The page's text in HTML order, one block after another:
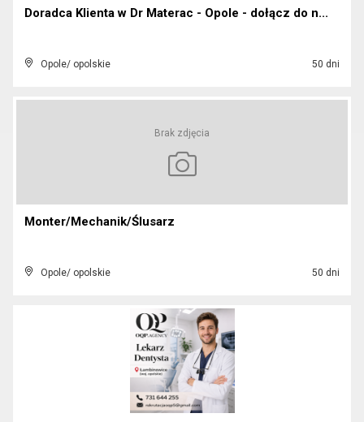
Doradca Klienta w Dr Materac - Opole - dołącz do n...
Opole/ opolskie 50 dni
Brak zdjęcia
Monter/Mechanik/Ślusarz
Opole/ opolskie 50 dni